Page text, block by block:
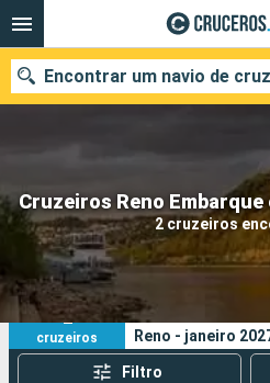
Cruzeiros Reno Embarque
2 cruzeiros
Encontrar um navio de
Quando ir?
Data de partida
Cidades
2
cruzeiros
Os seus critérios
Reno - janeiro
Filtro